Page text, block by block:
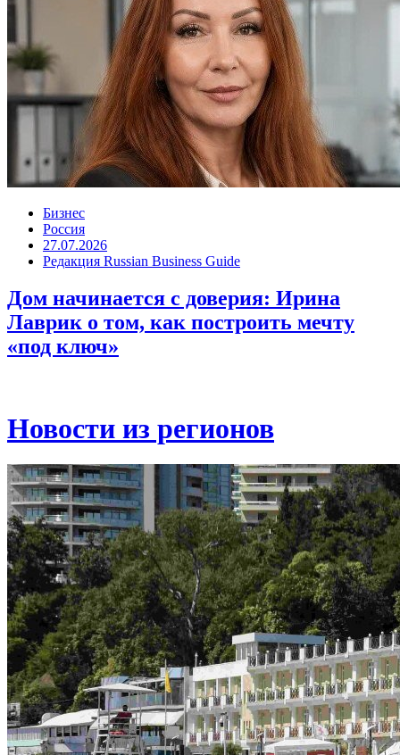
Бизнес
Россия
27.07.2026
Редакция Russian Business Guide
Дом начинается с доверия: Ирина
Лаврик о том, как построить мечту
«под ключ»
Новости из регионов